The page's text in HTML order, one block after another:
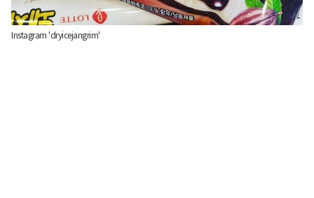
Instagram 'dryicejangrim'